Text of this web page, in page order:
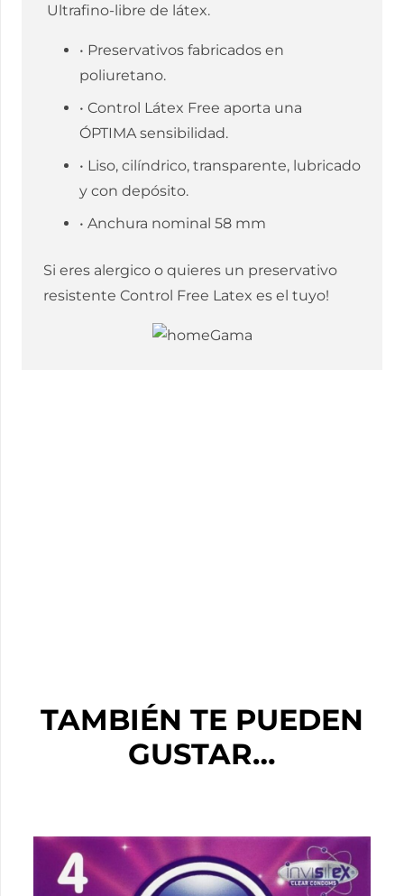
Ultrafino-libre de látex.
• Preservativos fabricados en
poliuretano.
• Control Látex Free aporta una
ÓPTIMA sensibilidad.
• Liso, cilíndrico, transparente, lubricado
y con depósito.
• Anchura nominal 58 mm
Si eres alergico o quieres un preservativo
resistente Control Free Latex es el tuyo!
TAMBIÉN TE PUEDEN
GUSTAR…